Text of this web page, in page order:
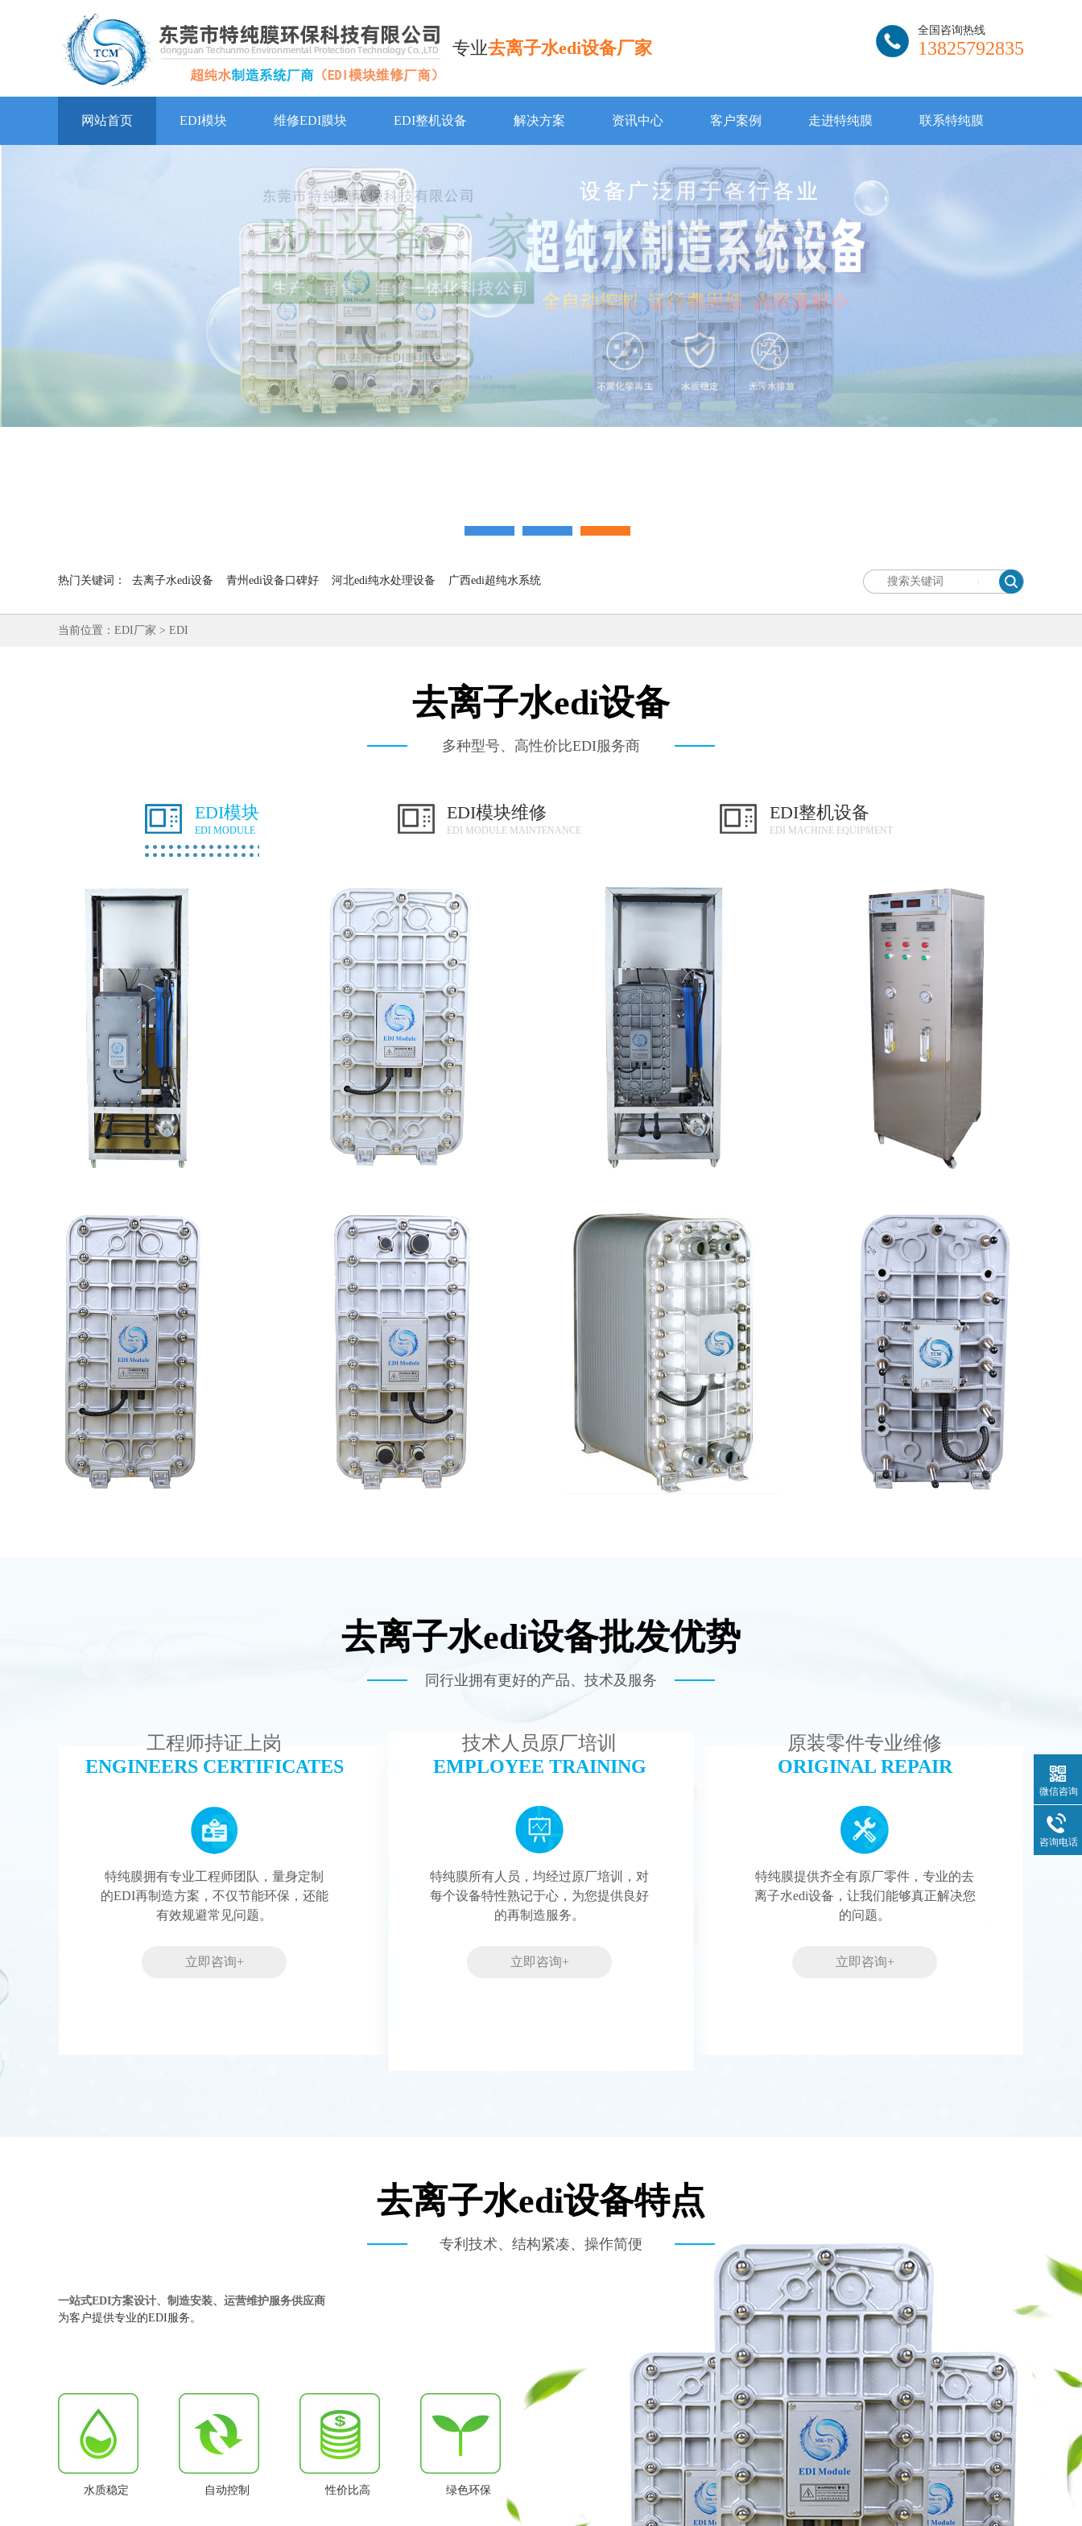
专业去离子水edi设备厂家
全国咨询热线
13825792835
网站首页 EDI模块 维修EDI膜块 EDI整机设备 解决方案 资讯中心 客户案例 走进特纯膜 联系特纯膜
热门关键词： 去离子水edi设备 青州edi设备口碑好 河北edi纯水处理设备 广西edi超纯水系统
当前位置： EDI厂家 > EDI
去离子水edi设备
多种型号、高性价比EDI服务商
EDI模块
EDI MODULE
EDI模块维修
EDI MODULE MAINTENANCE
EDI整机设备
EDI MACHINE EQUIPMENT
MK-TC100 EDI设备
查看详情
MK-TC500 EDI模块
查看详情
MK-TC50 EDI设备
查看详情
全封闭EDI超纯水处理设备
查看详情
MK-TC200 EDI模块
查看详情
麦克尼斯EDI模块维修
查看详情
去离子水edi设备批发优势
同行业拥有更好的产品、技术及服务
工程师持证上岗
ENGINEERS CERTIFICATES
特纯膜拥有专业工程师团队，量身定制
的EDI再制造方案，不仅节能环保，还能
有效规避常见问题。
立即咨询+
技术人员原厂培训
EMPLOYEE TRAINING
特纯膜所有人员，均经过原厂培训，对
每个设备特性熟记于心，为您提供良好
的再制造服务。
立即咨询+
原装零件专业维修
ORIGINAL REPAIR
特纯膜提供齐全有原厂零件，专业的去
离子水edi设备，让我们能够真正解决您
的问题。
立即咨询+
去离子水edi设备特点
专利技术、结构紧凑、操作简便
一站式EDI方案设计、制造安装、运营维护服务供应商
为客户提供专业的EDI服务。
水质稳定 自动控制 性价比高 绿色环保
微信咨询
咨询电话